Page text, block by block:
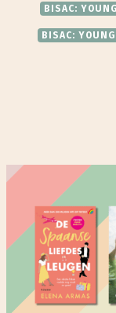
BISAC:
BISAC: